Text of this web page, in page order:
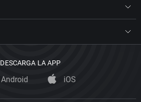
DESCARGA LA APP
Android iOS